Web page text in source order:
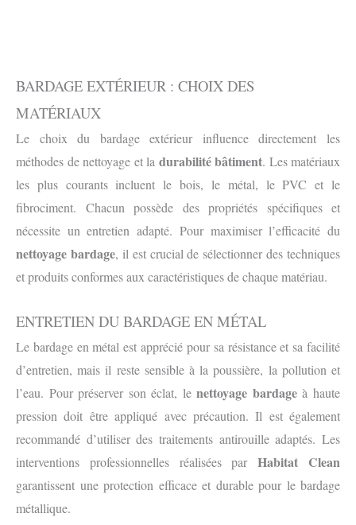
BARDAGE EXTÉRIEUR : CHOIX DES
MATÉRIAUX
Le choix du bardage extérieur influence directement les
méthodes de nettoyage et la durabilité bâtiment. Les matériaux
les plus courants incluent le bois, le métal, le PVC et le
fibrociment. Chacun possède des propriétés spécifiques et
nécessite un entretien adapté. Pour maximiser l’efficacité du
nettoyage bardage, il est crucial de sélectionner des techniques
et produits conformes aux caractéristiques de chaque matériau.
ENTRETIEN DU BARDAGE EN MÉTAL
Le bardage en métal est apprécié pour sa résistance et sa facilité
d’entretien, mais il reste sensible à la poussière, la pollution et
l’eau. Pour préserver son éclat, lenettoyage bardageà haute
pression doit être appliqué avec précaution. Il est également
recommandé d’utiliser des traitements antirouille adaptés. Les
interventions professionnelles réalisées parHabitat Clean
garantissent une protection efficace et durable pour le bardage
métallique.